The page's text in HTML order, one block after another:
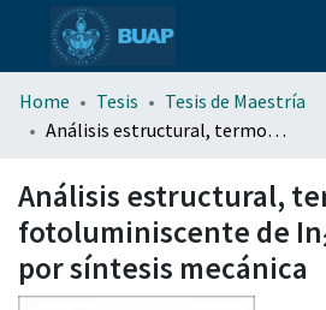
menu.section.about_menu
Home Tesis
Tesis de Maestría
Análisis estructural, termoeléctrico y fotoluminiscente de In₂Se₃ obtenido por síntesis mecánica
Análisis estructural,
fotoluminiscente de
por síntesis mecánica